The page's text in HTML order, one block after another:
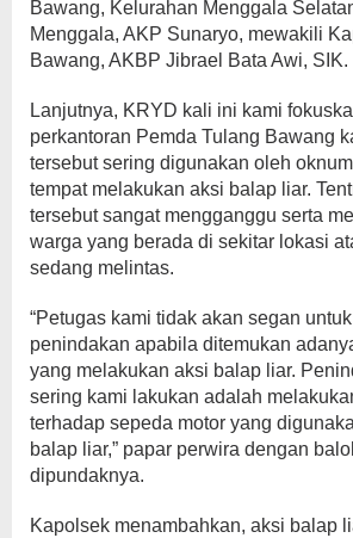
Bawang, Kelurahan Menggala
Menggala, AKP Sunaryo, mewakili
Bawang, AKBP Jibrael Bata Awi, SIK.
Lanjutnya, KRYD kali ini kami
perkantoran Pemda Tulang Bawang
tersebut sering digunakan oleh
tempat melakukan aksi balap liar.
tersebut sangat mengganggu serta
warga yang berada di sekitar lokasi
sedang melintas.
“Petugas kami tidak akan segan
penindakan apabila ditemukan
yang melakukan aksi balap liar.
sering kami lakukan adalah
terhadap sepeda motor yang
balap liar,” papar perwira dengan
dipundaknya.
Kapolsek menambahkan, aksi balap